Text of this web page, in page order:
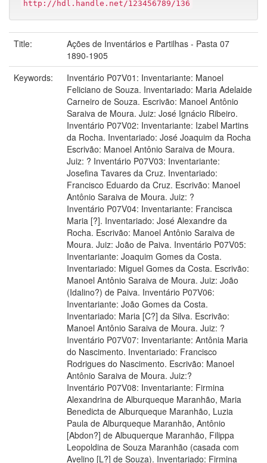
http://hdl.handle.net/123456789/136
Title:
Ações de Inventários e Partilhas - Pasta 07
1890-1905
Keywords:
Inventário P07V01: Inventariante: Manoel
Feliciano de Souza. Inventariado: Maria Adelaide
Carneiro de Souza. Escrivão: Manoel Antônio
Saraiva de Moura. Juiz: José Ignácio Ribeiro.
Inventário P07V02: Inventariante: Izabel Martins
da Rocha. Inventariado: José Joaquim da Rocha
Escrivão: Manoel Antônio Saraiva de Moura.
Juiz: ? Inventário P07V03: Inventariante:
Josefina Tavares da Cruz. Inventariado:
Francisco Eduardo da Cruz. Escrivão: Manoel
Antônio Saraiva de Moura. Juiz: ?
Inventário P07V04: Inventariante: Francisca
Maria [?]. Inventariado: José Alexandre da
Rocha. Escrivão: Manoel Antônio Saraiva de
Moura. Juiz: João de Paiva. Inventário P07V05:
Inventariante: Joaquim Gomes da Costa.
Inventariado: Miguel Gomes da Costa. Escrivão:
Manoel Antônio Saraiva de Moura. Juiz: João
(Idalino?) de Paiva. Inventário P07V06:
Inventariante: João Gomes da Costa.
Inventariado: Maria [C?] da Silva. Escrivão:
Manoel Antônio Saraiva de Moura. Juiz: ?
Inventário P07V07: Inventariante: Antônia Maria
do Nascimento. Inventariado: Francisco
Rodrigues do Nascimento. Escrivão: Manoel
Antônio Saraiva de Moura. Juiz:?
Inventário P07V08: Inventariante: Firmina
Alexandrina de Alburqueque Maranhão, Maria
Benedicta de Alburqueque Maranhão, Luzia
Paula de Alburqueque Maranhão, Antônio
[Abdon?] de Albuquerque Maranhão, Filippa
Leopoldina de Souza Maranhão (casada com
Avelino [L?] de Souza). Inventariado: Firmina